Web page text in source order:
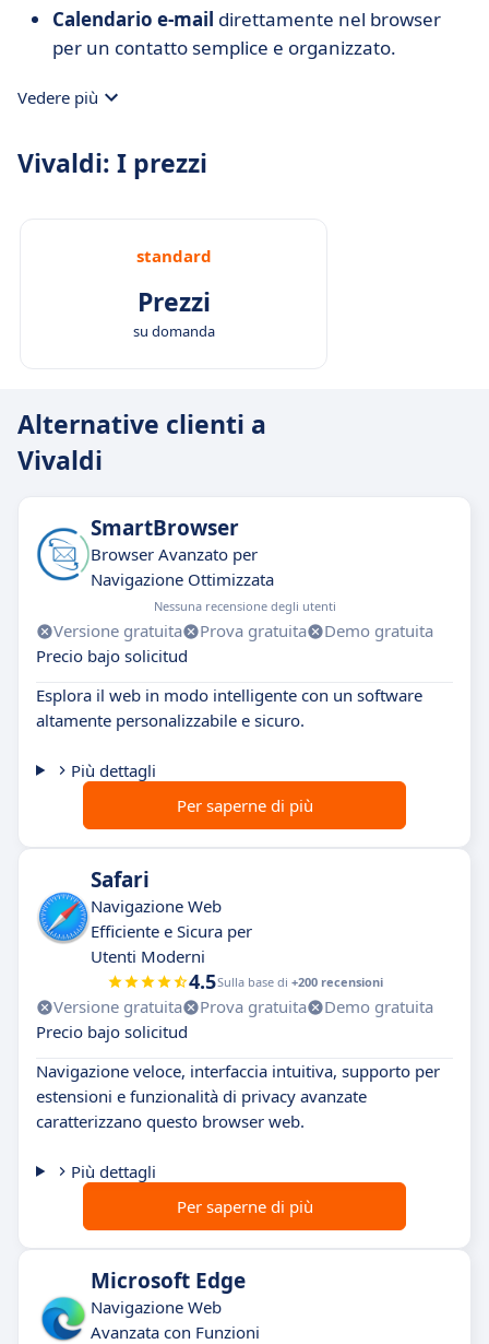
Calendario e-mail direttamente nel browser
per un contatto semplice e organizzato.
Vedere più
Vivaldi: I prezzi
standard
Prezzi
su domanda
Alternative clienti a
Vivaldi
SmartBrowser
Browser Avanzato per
Navigazione Ottimizzata
Nessuna recensione degli utenti
Versione gratuita Prova gratuita
Demo gratuita
Precio bajo solicitud
Esplora il web in modo intelligente con un software
altamente personalizzabile e sicuro.
Più dettagli
Per saperne di più
Safari
Navigazione Web
Efficiente e Sicura per
Utenti Moderni
4.5Sulla base di +200 recensioni
Versione gratuita Prova gratuita
Demo gratuita
Precio bajo solicitud
Navigazione veloce, interfaccia intuitiva, supporto per
estensioni e funzionalità di privacy avanzate
caratterizzano questo browser web.
Più dettagli
Per saperne di più
Microsoft Edge
Navigazione Web
Avanzata con Funzioni